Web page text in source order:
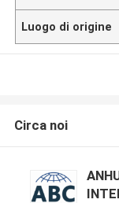
Luogo di origine
Circa noi